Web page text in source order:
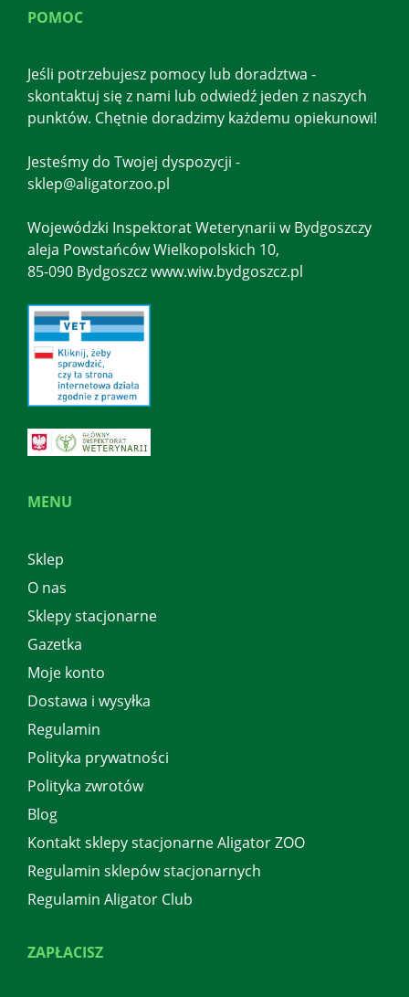
MENU
Sklep
O nas
Sklepy stacjonarne
Gazetka
Moje konto
Dostawa i wysyłka
Regulamin
Polityka prywatności
Polityka zwrotów
Blog
Kontakt sklepy stacjonarne Aligator ZOO
Regulamin sklepów stacjonarnych
Regulamin Aligator Club
ZAPŁACISZ
POMOC
Jeśli potrzebujesz pomocy lub doradztwa -
skontaktuj się z nami lub odwiedź jeden z naszych
punktów. Chętnie doradzimy każdemu opiekunowi!
Jesteśmy do Twojej dyspozycji -
sklep@aligatorzoo.pl
Wojewódzki Inspektorat Weterynarii w Bydgoszczy
aleja Powstańców Wielkopolskich 10,
85-090 Bydgoszcz www.wiw.bydgoszcz.pl